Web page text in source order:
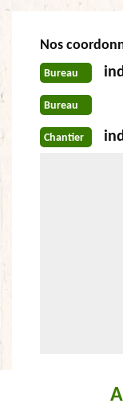
Nos
Bureau
Bureau
Chantier